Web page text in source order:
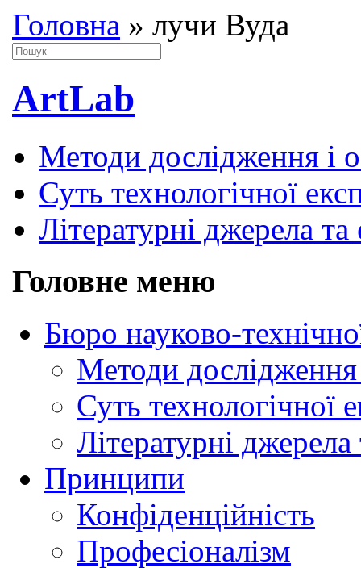
Головна » лучи Вуда
ArtLab
Методи дослідження і
Суть технологічної
Літературні джерела та
Головне меню
Бюро науково-
Методи
Суть технологічної
Літературні джерела
Принципи
Конфіденційність
Професіоналізм